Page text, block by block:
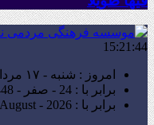
15:21:45
امروز : شنبه - ۱۷ مرداد - ۱۴۰۵
برابر با : 24 - صفر - 1448
برابر با : Saturday - 8 August - 2026